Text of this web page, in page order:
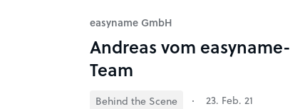
easyname GmbH
Andreas vom easyname-
Team
Behind the Scene 23. Feb. 21